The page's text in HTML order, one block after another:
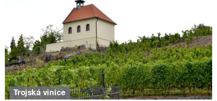
Trojská vinice